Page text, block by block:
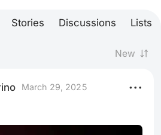
Stories Discussions Lists
New
March 29, 2025